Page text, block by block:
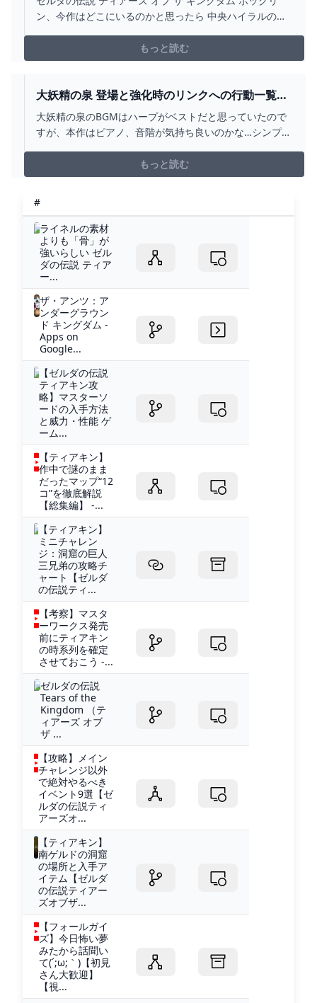
に。 自由奔放な人の日記。
ン、今作はどこにいるのかと思ったら 中央ハイラルの監
時には居なかったので メインを１つクリアすると監視砦
に移動するのかなあと予想。 本来は初期の場所は別のと
に…
もっと読む
大妖精の泉 登場と強化時のリンクへの行動一覧
【ティアキン】 - イマカラ
大妖精の泉のBGMはハープがベストだと思っていたので
すが、本作はピアノ、音階が気持ち良いのかな…シンプル
もっと読む
#
ライネルの素材
よりも「骨」が
強いらしい ゼル
ダの伝説 ティア
ー...
ザ・アンツ：ア
ンダーグラウン
ド キングダム -
Apps on
Google...
【ゼルダの伝説
ティアキン攻
略】マスターソ
ードの入手方法
と威力・性能 ゲ
ーム...
【ティアキン】
作中で謎のまま
だったマップ“12
コ”を徹底解説
【総集編】 -...
【ティアキン】
ミニチャレン
ジ：洞窟の巨人
三兄弟の攻略チ
ャート【ゼルダ
の伝説ティ...
【考察】マスタ
ーワークス発売
前にティアキン
の時系列を確定
させておこう -...
ゼルダの伝説
Tears of the
Kingdom （テ
ィアーズ オブ
ザ ...
【攻略】メイン
チャレンジ以外
で絶対やるべき
イベント9選【ゼ
ルダの伝説ティ
アーズオ...
【ティアキン】︎
南ゲルドの洞窟
の場所と入手ア
イテム【ゼルダ
の伝説ティアー
ズオブザ...
【フォールガイ
ズ】今日怖い夢
みたから話聞い
て(´;ω;｀)【初見
さん大歓迎】
【視...